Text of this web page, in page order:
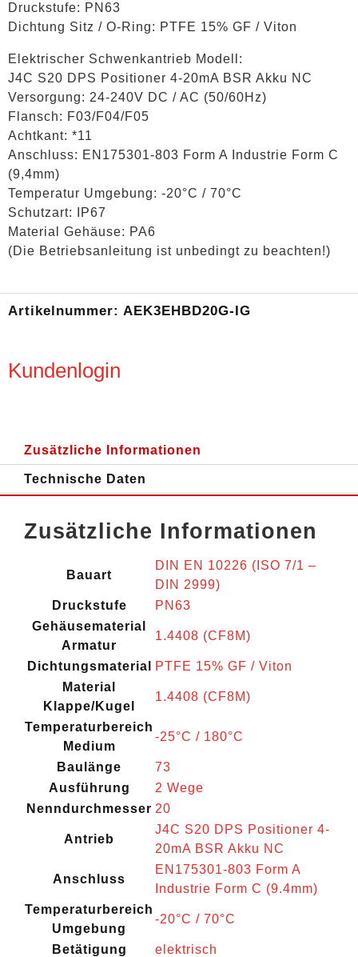
Druckstufe: PN63
Dichtung Sitz / O-Ring: PTFE 15% GF / Viton
Elektrischer Schwenkantrieb Modell:
J4C S20 DPS Positioner 4-20mA BSR Akku NC
Versorgung: 24-240V DC / AC (50/60Hz)
Flansch: F03/F04/F05
Achtkant: *11
Anschluss: EN175301-803 Form A Industrie Form C
(9,4mm)
Temperatur Umgebung: -20°C / 70°C
Schutzart: IP67
Material Gehäuse: PA6
(Die Betriebsanleitung ist unbedingt zu beachten!)
Artikelnummer: AEK3EHBD20G-IG
Kundenlogin
Zusätzliche Informationen
Technische Daten
Zusätzliche Informationen
Bauart
DIN EN 10226 (ISO 7/1 –
DIN 2999)
Druckstufe
PN63
Gehäusematerial
Armatur
1.4408 (CF8M)
Dichtungsmaterial
PTFE 15% GF / Viton
Material
Klappe/Kugel
1.4408 (CF8M)
Temperaturbereich
Medium
-25°C / 180°C
Baulänge
73
Ausführung
2 Wege
Nenndurchmesser 20
Antrieb
J4C S20 DPS Positioner 4-
20mA BSR Akku NC
Anschluss
EN175301-803 Form A
Industrie Form C (9.4mm)
Temperaturbereich
Umgebung
-20°C / 70°C
Betätigung elektrisch